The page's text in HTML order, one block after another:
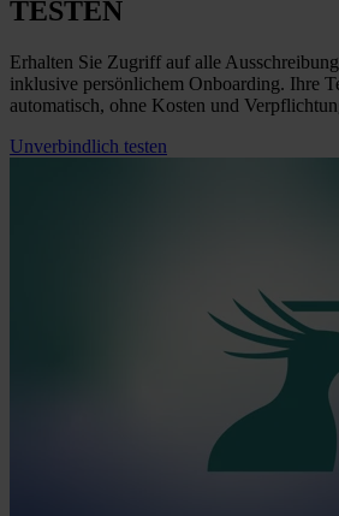
TESTEN
Erhalten Sie Zugriff auf alle
inklusive persönlichem Onboarding. Ihre
automatisch, ohne Kosten und
Unverbindlich testen